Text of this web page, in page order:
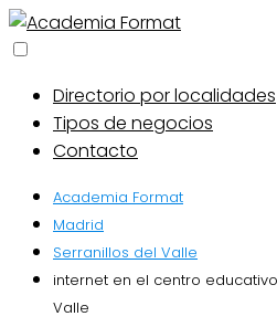
Directorio por localidades
Tipos de negocios
Contacto
Academia Format
Madrid
Serranillos del Valle
internet en el centro
Valle